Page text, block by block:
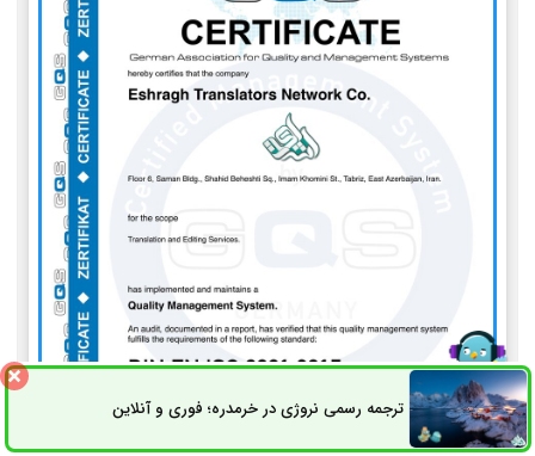
ترجمه رسمی نروژی در خرمدره؛ فوری و آنلاینثبت سفارش راه های ارتباطی